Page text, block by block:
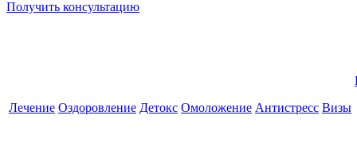
Получить консультацию
Лечение Оздоровление Детокс Омоложение Антистресс Визы